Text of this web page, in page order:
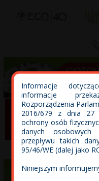
Informacje
informacje
Rozporządzenia
2016/679 z dnia
ochrony osób
danych
przepływu takich
95/46/WE (dalej jako
Niniejszym